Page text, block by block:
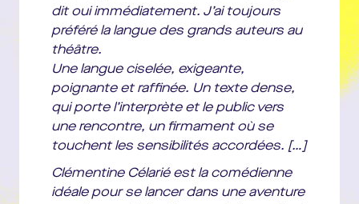
dit oui immédiatement. J’ai toujours
préféré la langue des grands auteurs au
théâtre.
Une langue ciselée, exigeante,
poignante et raffinée. Un texte dense,
qui porte l’interprète et le public vers
une rencontre, un firmament où se
touchent les sensibilités accordées. […]
Clémentine Célarié est la comédienne
idéale pour se lancer dans une aventure